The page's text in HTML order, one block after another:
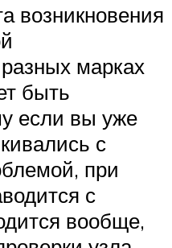
возникновения
марках
быть
если вы уже
с
при
с
вообще,